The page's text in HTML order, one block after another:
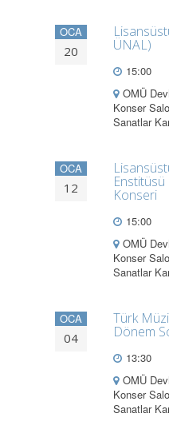
OCA
20 ÜNAL)
15:00
OMÜ
Konser
Sanatlar
OCA
12 Konseri
15:00
OMÜ
Konser
Sanatlar
OCA
04
Türk
Dönem
13:30
OMÜ
Konser
Sanatlar